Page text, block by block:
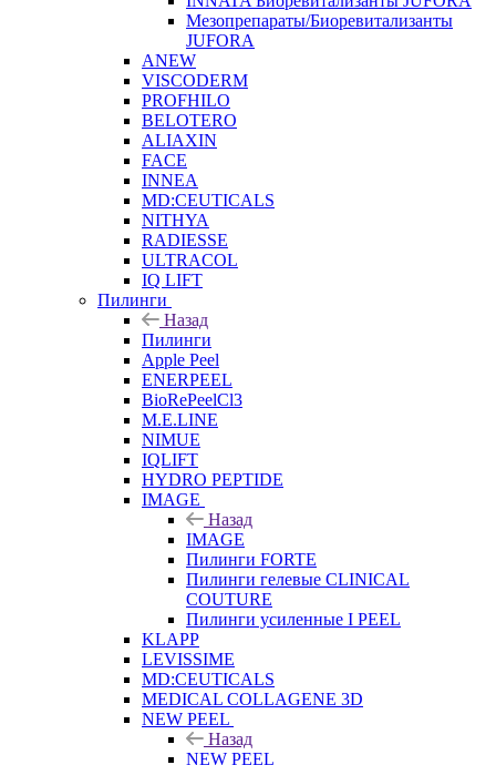
Мезопрепараты/Биоревитализанты
JUFORA
ANEW
VISCODERM
PROFHILO
BELOTERO
ALIAXIN
FACE
INNEA
MD:CEUTICALS
NITHYA
RADIESSE
ULTRACOL
IQ LIFT
Пилинги
Назад
Пилинги
Apple Peel
ENERPEEL
BioRePeelCl3
M.E.LINE
NIMUE
IQLIFT
HYDRO PEPTIDE
IMAGE
Назад
IMAGE
Пилинги FORTE
Пилинги гелевые CLINICAL
COUTURE
Пилинги усиленные I PEEL
KLAPP
LEVISSIME
MD:CEUTICALS
MEDICAL COLLAGENE 3D
NEW PEEL
Назад
NEW PEEL